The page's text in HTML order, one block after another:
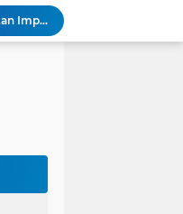
Wali Kota Pariaman Hadiri Penguatan Relawan Pancasila, Tekankan Implementasi Nilai Pancasila dalam Pelayanan Publik
Wali Kota Pariaman Bagikan Bibit Ikan Koi kepada Siswa SD untuk Edukasi Perikanan
Pengurus PWI Pariaman 2026–2029 Dilantik, Pemkot Tekankan Sinergi dan Profesionalisme Pers